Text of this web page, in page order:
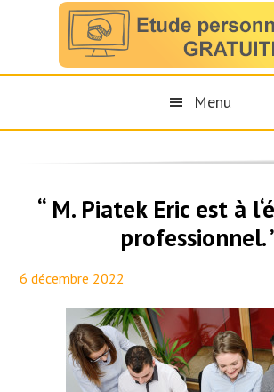
Menu
“ M. Piatek Eric est à
professionnel.
6 décembre 2022